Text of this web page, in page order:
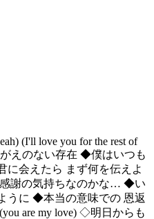
(I'll love you for the rest of
えのない存在 ◆僕はいつも
会えたら まず何を伝えよ
謝の気持ちなのかな… ◆い
うに ◆本当の意味での 恩返
are my love) ◇明日からも